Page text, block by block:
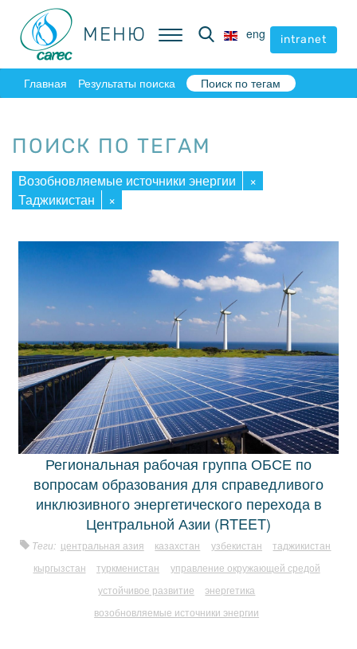
МЕНЮ eng intranet
МЕНЮ eng intranet
Главная Результаты поиска Поиск по тегам
ПОИСК ПО ТЕГАМ
Возобновляемые источники энергии
×
Таджикистан
×
Региональная рабочая группа ОБСЕ по
вопросам образования для справедливого
инклюзивного энергетического перехода в
Центральной Азии (RTEET)
Теги: центральная азия казахстан узбекистан
таджикистан
кыргызстан
туркменистан
управление окружающей средой
устойчивое развитие
энергетика
возобновляемые источники энергии